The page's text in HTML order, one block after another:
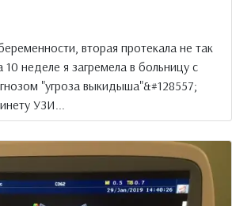
вторая протекала не так
неделе я загремела в больницу с
"угроза выкидыша"&#128557;
УЗИ...